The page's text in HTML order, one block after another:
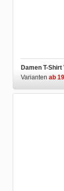
Damen T-
Varianten ab